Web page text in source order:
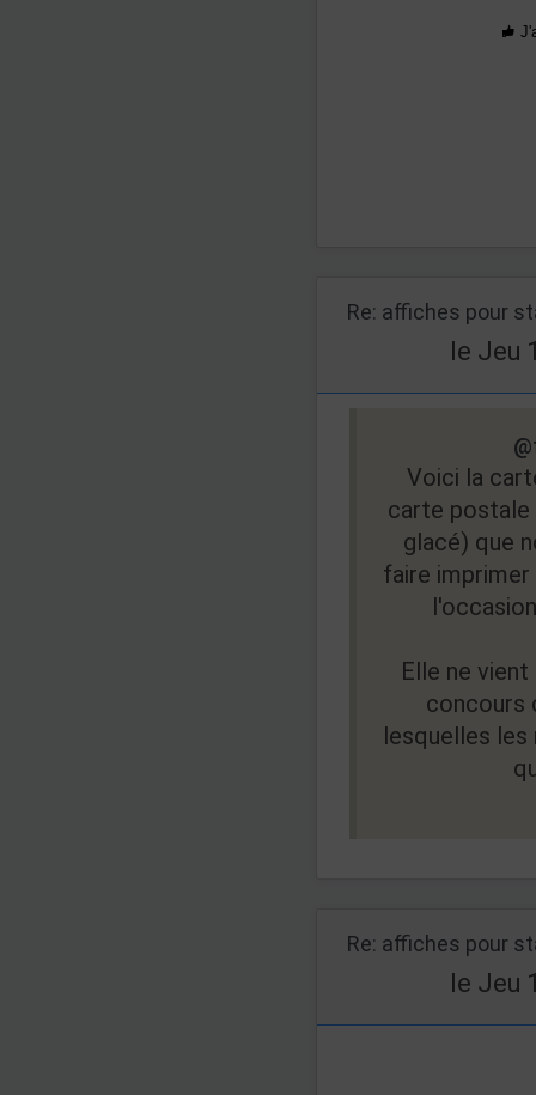
Re: affiches pour
le Jeu
Voici la
carte postale
glacé) que
faire imprimer
Elle ne
concours
lesquelles
Re: affiches pour
le Jeu